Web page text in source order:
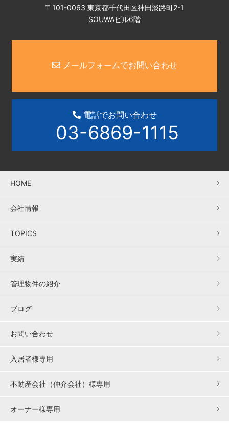
〒101-0063 東京都千代田区神田淡路町2-1
SOUWAビル6階
メールフォームでお問い合わせ
電話でお問い合わせ
03-6869-1115
HOME
会社情報
TOPICS
実績
管理物件の紹介
ブログ
お問い合わせ
入居者様専用
不動産会社（仲介会社）様専用
オーナー様専用